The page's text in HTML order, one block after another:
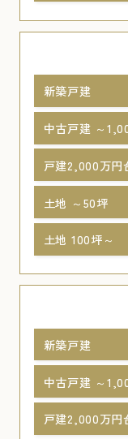
新築戸建
中古戸建 ～
戸建2,000万円
土地 ～50坪
土地 100坪～
新築戸建
中古戸建 ～
戸建2,000万円